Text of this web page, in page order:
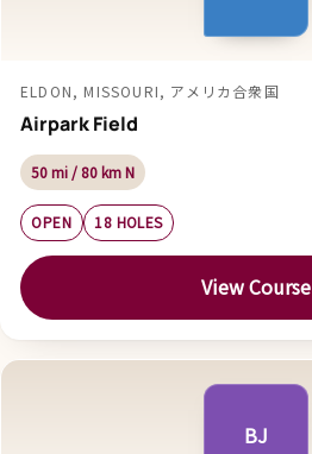
ELDON, MISSOURI, アメリカ合衆国
Airpark Field
50 mi / 80 km N
OPEN 18 HOLES
View Course
BJ